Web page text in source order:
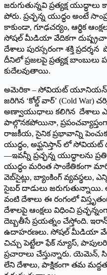
జరుగుతున్నవి ప్రత్యక్ష యుద్ధాలు
పోరు. ప్రచ్ఛన్న యుద్ధం అంటే
కాకుండా, గూఢచర్యం, ఆర్థిక
సోషల్ మీడియా వేదికగా
దేశాలు పురస్సరంగా శక్తి
దీనిలో ప్రజలపై ప్రత్యక్ష
కుదేలవుతాయి.
అమెరికా – సోవియట్ యూనియన్
జరిగిన ‘కోల్డ్ వార్’ (Cold War)
అణ్వాయుధాలు కలిగిన దేశాలు
పాల్గొనకపోయినా,
రాజకీయ, సైనిక ప్రభావాన్ని
యుద్ధం, అఫ్ఘనిస్తాన్ లో సోవియట్
—ఇవన్నీ ప్రచ్ఛన్న యుద్ధాలను
యుద్ధం మరింత సాంకేతికంగా
వెబ్‌సైట్లు, బ్యాంకింగ్ వ్యవస్థలు,
సైబర్ దాడులు
వంటి దేశాలు ఈ రంగంలో
దేశాలపై ఆంక్షలు విధించి
దెబ్బతీసే ప్రయత్నం చేస్తోంది.
ఉదాహరణలు. సోషల్ మీడియా
చిచ్చు పెట్టేలా ఫేక్ న్యూస్,
ప్రచారాలు చేస్తున్నారు. యెమెన్,
లేని దేశాలు, పాక్షికంగా తమ